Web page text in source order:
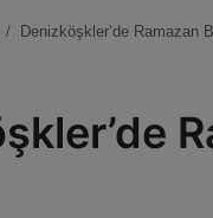
Denizköşkler’de Ramazan